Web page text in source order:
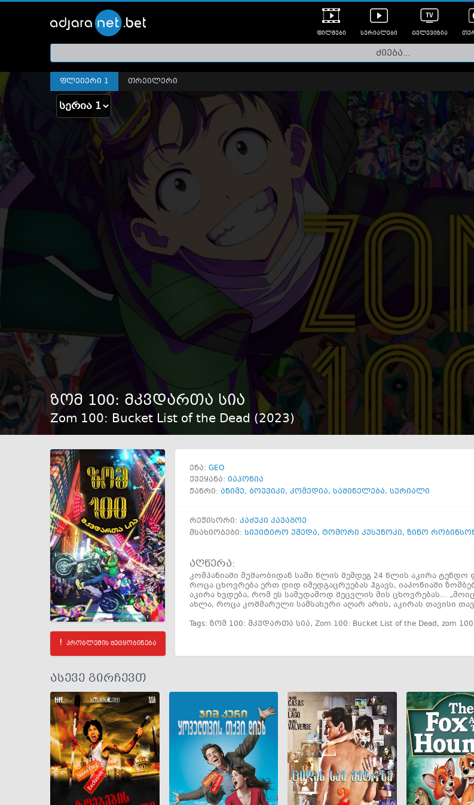
ფილმები
თრეილერები
სერიალები ტელევიზია
ფლეიერი 1 თრეილერი
ზომ 100: მკვდართა სია
Zom 100: Bucket List of the Dead (2023)
პრობლემის შეტყობინება
ენა: GEO
ქვეყანა: იაპონია
ჟანრი: ანიმე, ბოევიკი, კომედია, საშინელება, სერიალი
რეჟისორი: კაძუკი კავაგოე
მსახიობები: სიუიტირო უმედა, ტომორი კუსუნოკი, ზინო
აღწერა:
კომპანიაში მუშაობიდან სამი წლის შემდეგ 24 წლის აკირა
როცა ცხოვრება ერთ დიდ იმედგაცრუებას ჰგავს, იაპონიაში
აკირა ხვდება, რომ ეს სამუდამოდ შეცვლის მის ცხოვრებას...
ახლა, როცა კოშმარული სამსახური აღარ არის, აკირას თავისი
Tags: ზომ 100: მკვდართა სია, Zom 100: Bucket List of the Dead, zom
ასევე გირჩევთ